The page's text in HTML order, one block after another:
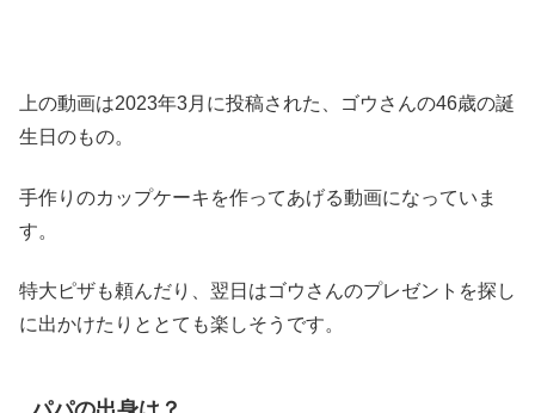
上の動画は2023年3月に投稿された、ゴウさんの46歳の誕
生日のもの。
手作りのカップケーキを作ってあげる動画になっていま
す。
特大ピザも頼んだり、翌日はゴウさんのプレゼントを探し
に出かけたりととても楽しそうです。